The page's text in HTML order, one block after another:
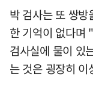
박 검사는 또 쌍
한 기억이 없다며
검사실에 물이 있
는 것은 굉장히